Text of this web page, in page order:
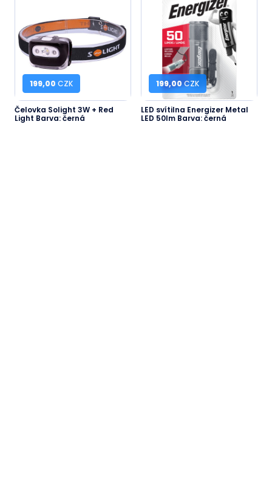
199,00 CZK
Čelovka Solight 3W + Red
Light Barva: černá
199,00 CZK
LED svítilna Energizer Metal
LED 50lm Barva: černá